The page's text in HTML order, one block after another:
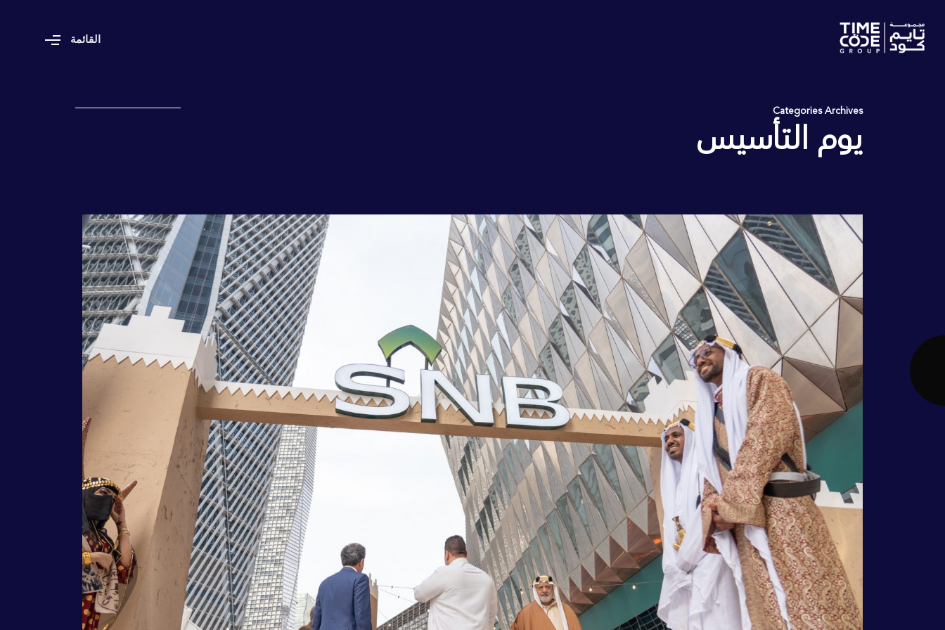
القائمة
Categories Archives
يوم التأسيس